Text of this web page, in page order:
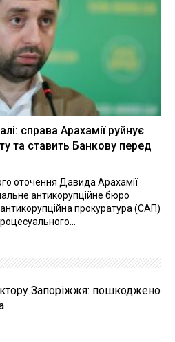
справа Арахамії руйнує
та ставить Банкову перед
оточення Давида Арахамії
антикорупційне бюро
прокуратура (САП)
Запоріжжя: пошкоджено